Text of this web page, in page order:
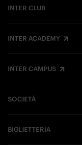
INTER CLUB
INTER ACADEMY
INTER CAMPUS
SOCIETÀ
BIGLIETTERIA